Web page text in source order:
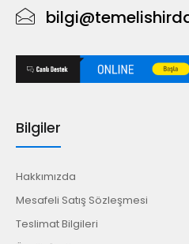
Bilgiler
Hakkımızda
Mesafeli Satış Sözleşmesi
Teslimat Bilgileri